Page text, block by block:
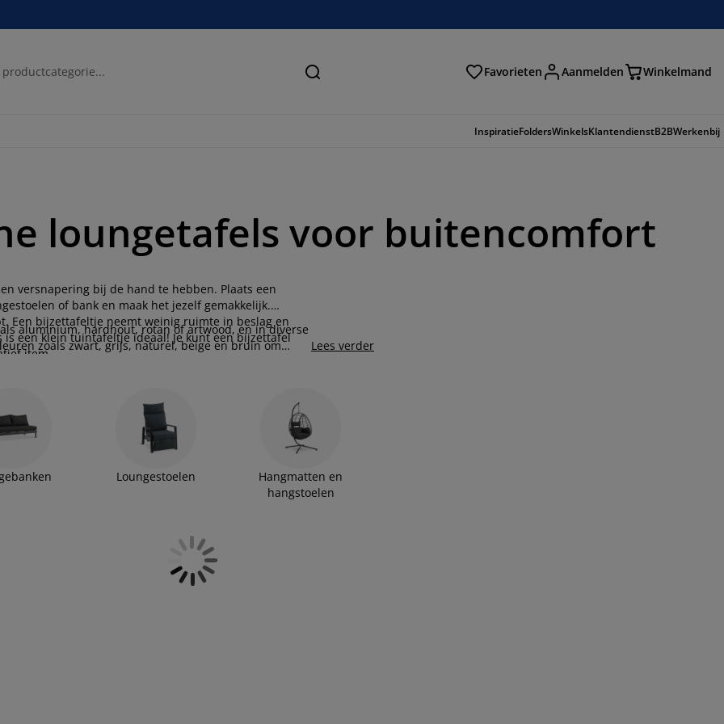
Zoeken Favorieten Aanmelden Winkelmand
InspiratieFoldersWinkelsKlantendienstB2BWerkenbij
loungetafels voor buitencomfort
versnapering bij de hand te hebben. Plaats een
of bank en maak het jezelf gemakkelijk.
Een bijzettafeltje neemt weinig ruimte in beslag en
een klein tuintafeltje ideaal! Je kunt een bijzettafel
item.
aluminium, hardhout, rotan of artwood, en in diverse
zoals zwart, grijs, naturel, beige en bruin om
Lees verder
Loungestoelen
Hangmatten en
hangstoelen